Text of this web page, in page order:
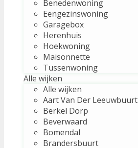
Benedenwoning
Eengezinswoning
Garagebox
Herenhuis
Hoekwoning
Maisonnette
Tussenwoning
Alle wijken
Alle wijken
Aart Van Der Leeuwbuurt
Berkel Dorp
Beverwaard
Bomendal
Brandersbuurt